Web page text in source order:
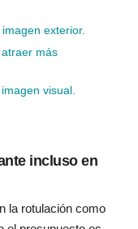
exterior.
más
visual.
incluso en
la rotulación como